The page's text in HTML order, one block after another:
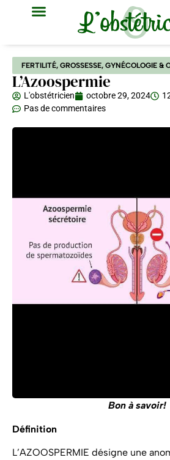
FERTILITÉ, GROSSESSE, GYNÉCOLOGIE &
L’Azoospermie
L'obstétricien octobre 29, 2024
Pas de commentaires
Bon à savoir!
Définition
L’AZOOSPERMIE désigne une